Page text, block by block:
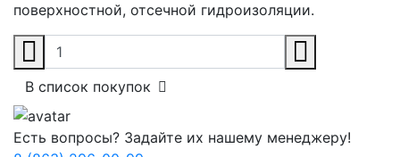
поверхностной, отсечной гидроизоляции.
В список покупок
Есть вопросы? Задайте их нашему менеджеру!